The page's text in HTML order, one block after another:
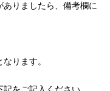
りましたら、備考欄に
ります。